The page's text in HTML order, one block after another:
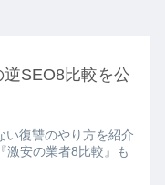
SEO8比較を公
い復讐のやり方を紹介
激安の業者8比較』も